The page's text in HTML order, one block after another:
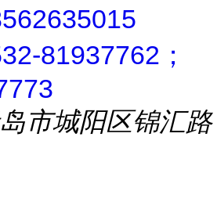
81937762；
市城阳区锦汇路